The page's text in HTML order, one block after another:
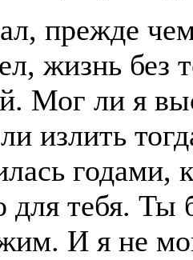
прежде
жизнь без
Мог ли я
излить
годами,
для тебя.
И я не